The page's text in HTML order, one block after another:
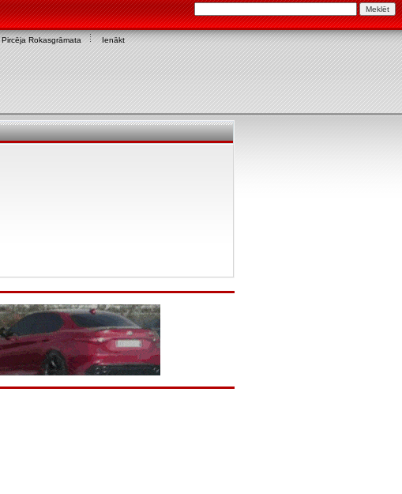
Pircēja Rokasgrāmata Ienākt